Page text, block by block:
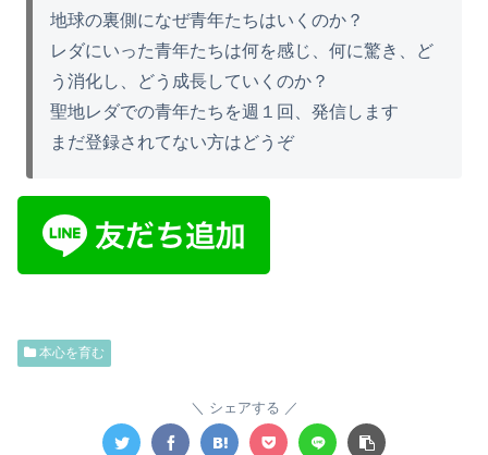
地球の裏側になぜ青年たちはいくのか？
レダにいった青年たちは何を感じ、何に驚き、ど
う消化し、どう成長していくのか？
聖地レダでの青年たちを週１回、発信します
まだ登録されてない方はどうぞ
本心を育む
シェアする